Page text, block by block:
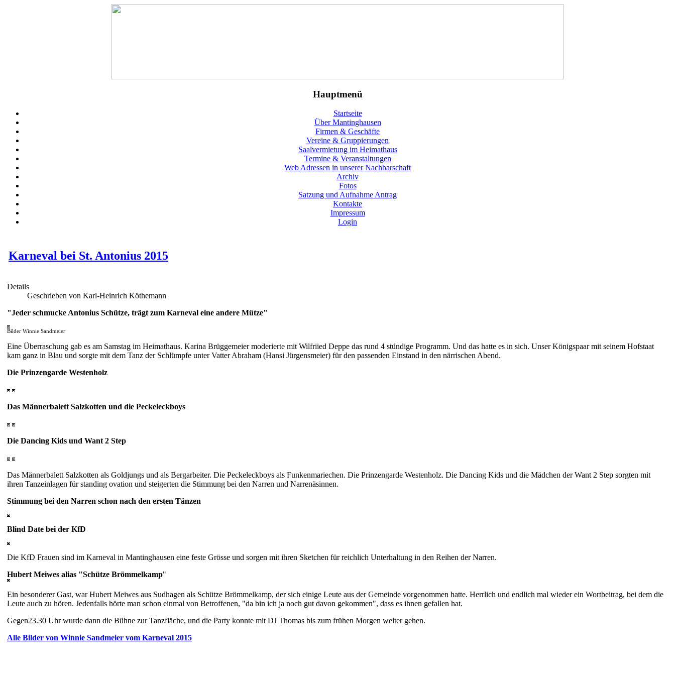
Hauptmenü
Startseite
Über Mantinghausen
Firmen & Geschäfte
Vereine & Gruppierungen
Saalvermietung im Heimathaus
Termine & Veranstaltungen
Web Adressen in unserer Nachbarschaft
Archiv
Fotos
Satzung und Aufnahme Antrag
Kontakte
Impressum
Login
Karneval bei St. Antonius 2015
Details
Geschrieben von Karl-Heinrich Köthemann
"Jeder schmucke Antonius Schütze, trägt zum Karneval eine andere Mütze"
Bilder Winnie Sandmeier
Eine Überraschung gab es am Samstag im Heimathaus. Karina Brüggemeier moderierte mit Wilfriied Deppe das rund 4 stündige Programm. Und das hatte es in sich. Unser Königspaar mit seinem Hofstaat
kam ganz in Blau und sorgte mit dem Tanz der Schlümpfe unter Vatter Abraham (Hansi Jürgensmeier) für den passenden Einstand in den närrischen Abend.
Die Prinzengarde Westenholz
Das Männerbalett Salzkotten und die Peckeleckboys
Die Dancing Kids und Want 2 Step
Das Männerbalett Salzkotten als Goldjungs und als Bergarbeiter. Die Peckeleckboys als Funkenmariechen. Die Prinzengarde Westenholz. Die Dancing Kids und die Mädchen der Want 2 Step sorgten mit
ihren Tanzeinlagen für standing ovation und steigerten die Stimmung bei den Narren und Narrenäsinnen.
Stimmung bei den Narren schon nach den ersten Tänzen
Blind Date bei der KfD
Die KfD Frauen sind im Karneval in Mantinghausen eine feste Grösse und sorgen mit ihren Sketchen für reichlich Unterhaltung in den Reihen der Narren.
Hubert Meiwes alias "Schütze Brömmelkamp"
Ein besonderer Gast, war Hubert Meiwes aus Sudhagen als Schütze Brömmelkamp, der sich einige Leute aus der Gemeinde vorgenommen hatte. Herrlich und endlich mal wieder ein Wortbeitrag, bei dem die
Leute auch zu hören. Jedenfalls hörte man schon einmal von Betroffenen, "da bin ich ja noch gut davon gekommen", dass es ihnen gefallen hat.
Gegen23.30 Uhr wurde dann die Bühne zur Tanzfläche, und die Party konnte mit DJ Thomas bis zum frühen Morgen weiter gehen.
Alle Bilder von Winnie Sandmeier vom Karneval 2015